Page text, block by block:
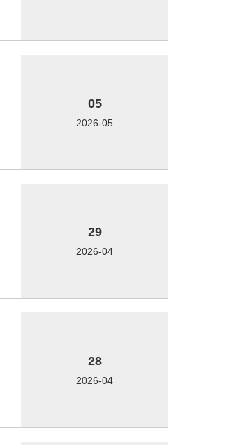
05
2026-05
29
2026-04
28
2026-04